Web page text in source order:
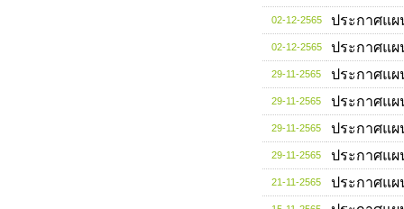
02-12-2565 ประกาศแผ
02-12-2565 ประกาศแผ
29-11-2565 ประกาศแผ
29-11-2565 ประกาศแผ
29-11-2565 ประกาศแผ
29-11-2565 ประกาศแผ
21-11-2565 ประกาศแผ